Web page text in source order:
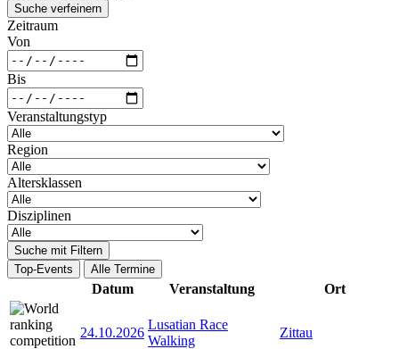
Suche verfeinern
Zeitraum
Von
Bis
Veranstaltungstyp
Region
Altersklassen
Disziplinen
Suche mit Filtern
Top-Events
Alle Termine
Datum Veranstaltung Ort
24.10.2026
Lusatian Race
Walking
Zittau